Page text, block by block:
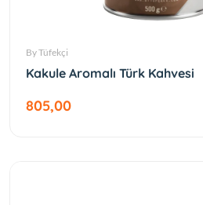
By Tüfekçi
Kakule Aromalı Türk Kahvesi
805,00